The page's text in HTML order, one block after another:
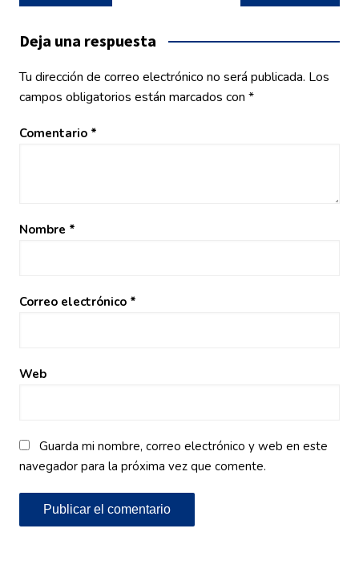
de
entradas
Deja una respuesta
Tu dirección de correo electrónico no será publicada. Los
campos obligatorios están marcados con *
Comentario *
Nombre *
Correo electrónico *
Web
Guarda mi nombre, correo electrónico y web en este
navegador para la próxima vez que comente.